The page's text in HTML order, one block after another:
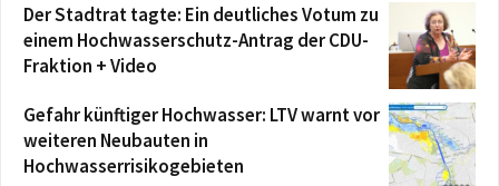
Der Stadtrat tagte: Ein deutliches Votum zu
einem Hochwasserschutz-Antrag der CDU-
Fraktion + Video
Gefahr künftiger Hochwasser: LTV warnt vor
weiteren Neubauten in
Hochwasserrisikogebieten